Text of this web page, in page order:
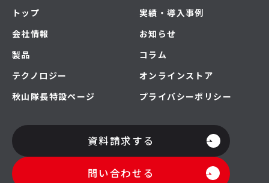
トップ
会社情報
製品
テクノロジー
秋山隊長特設ページ
実績・導入事例
お知らせ
コラム
オンラインストア
プライバシーポリシー
資料請求する
問い合わせる